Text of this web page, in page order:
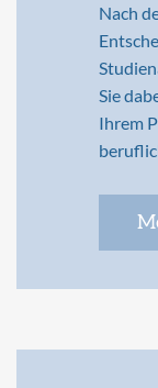
Nach
Sie
Ihrem